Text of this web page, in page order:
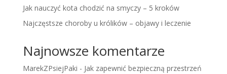
Jak nauczyć kota chodzić na smyczy – 5 kroków
Najczęstsze choroby u królików – objawy i leczenie
Najnowsze komentarze
MarekZPsiejPaki - Jak zapewnić bezpieczną przestrzeń